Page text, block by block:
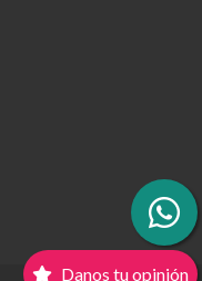
Danos tu opinión